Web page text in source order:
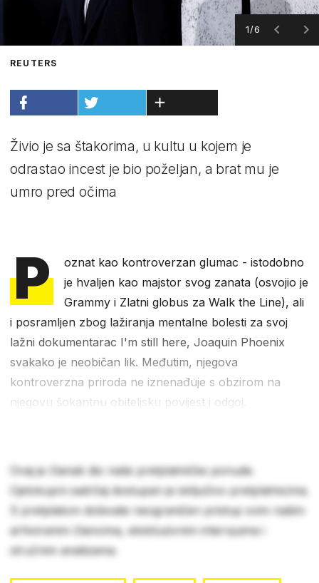
1/6
REUTERS
Živio je sa štakorima, u kultu u kojem je
odrastao incest je bio poželjan, a brat mu je
umro pred očima
P
oznat kao kontroverzan glumac - istodobno
je hvaljen kao majstor svog zanata (osvojio je
Grammy i Zlatni globus za Walk the Line), ali
i posramljen zbog lažiranja mentalne bolesti za svoj
lažni dokumentarac I'm still here, Joaquin Phoenix
svakako je neobičan lik. Međutim, njegova
kontroverzna priroda ne iznenađuje s obzirom na
njegovu šokantnu obiteljsku povijest i odgoj.
Ovaj je članak dio naše pretplatničke ponude.
Cjelokupni sadržaj dostupan je isključivo pretplatnicima.
S pretplatom dobivate neograničen pristup svim našim
arhiviranim člancima, ekskluzivnim intervjuima i
stručnim analizama.